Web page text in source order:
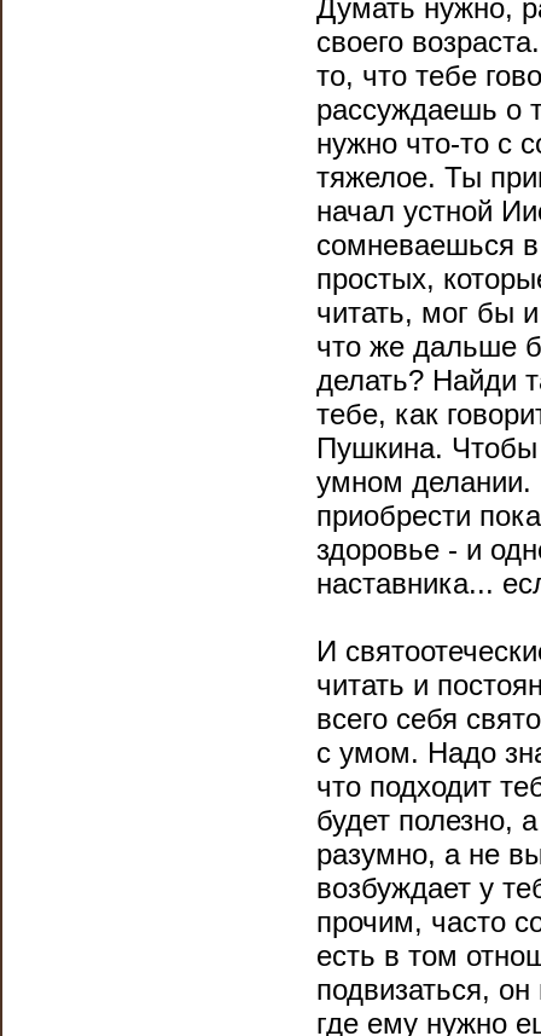
Думать нужно,
своего
то, что тебе
рассуждаешь о
нужно что-то с
тяжелое. Ты
начал устной
сомневаешься
простых,
читать, мог бы
что же дальше
делать? Найди
тебе, как
Пушкина. Чтобы
умном делании.
приобрести
здоровье - и
наставника...
И
читать и
всего себя
с умом. Надо
что подходит
будет полезно,
разумно, а не
возбуждает у
прочим, часто
есть в том
подвизаться,
где ему нужно